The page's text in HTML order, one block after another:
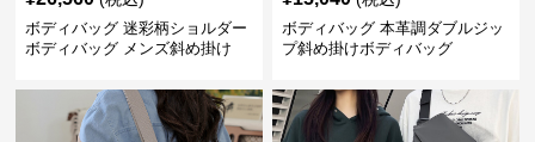
ボディバッグ 迷彩柄ショルダー
ボディバッグ メンズ斜め掛け
ボディバッグ 本革調ダブルジッ
プ斜め掛けボディバッグ